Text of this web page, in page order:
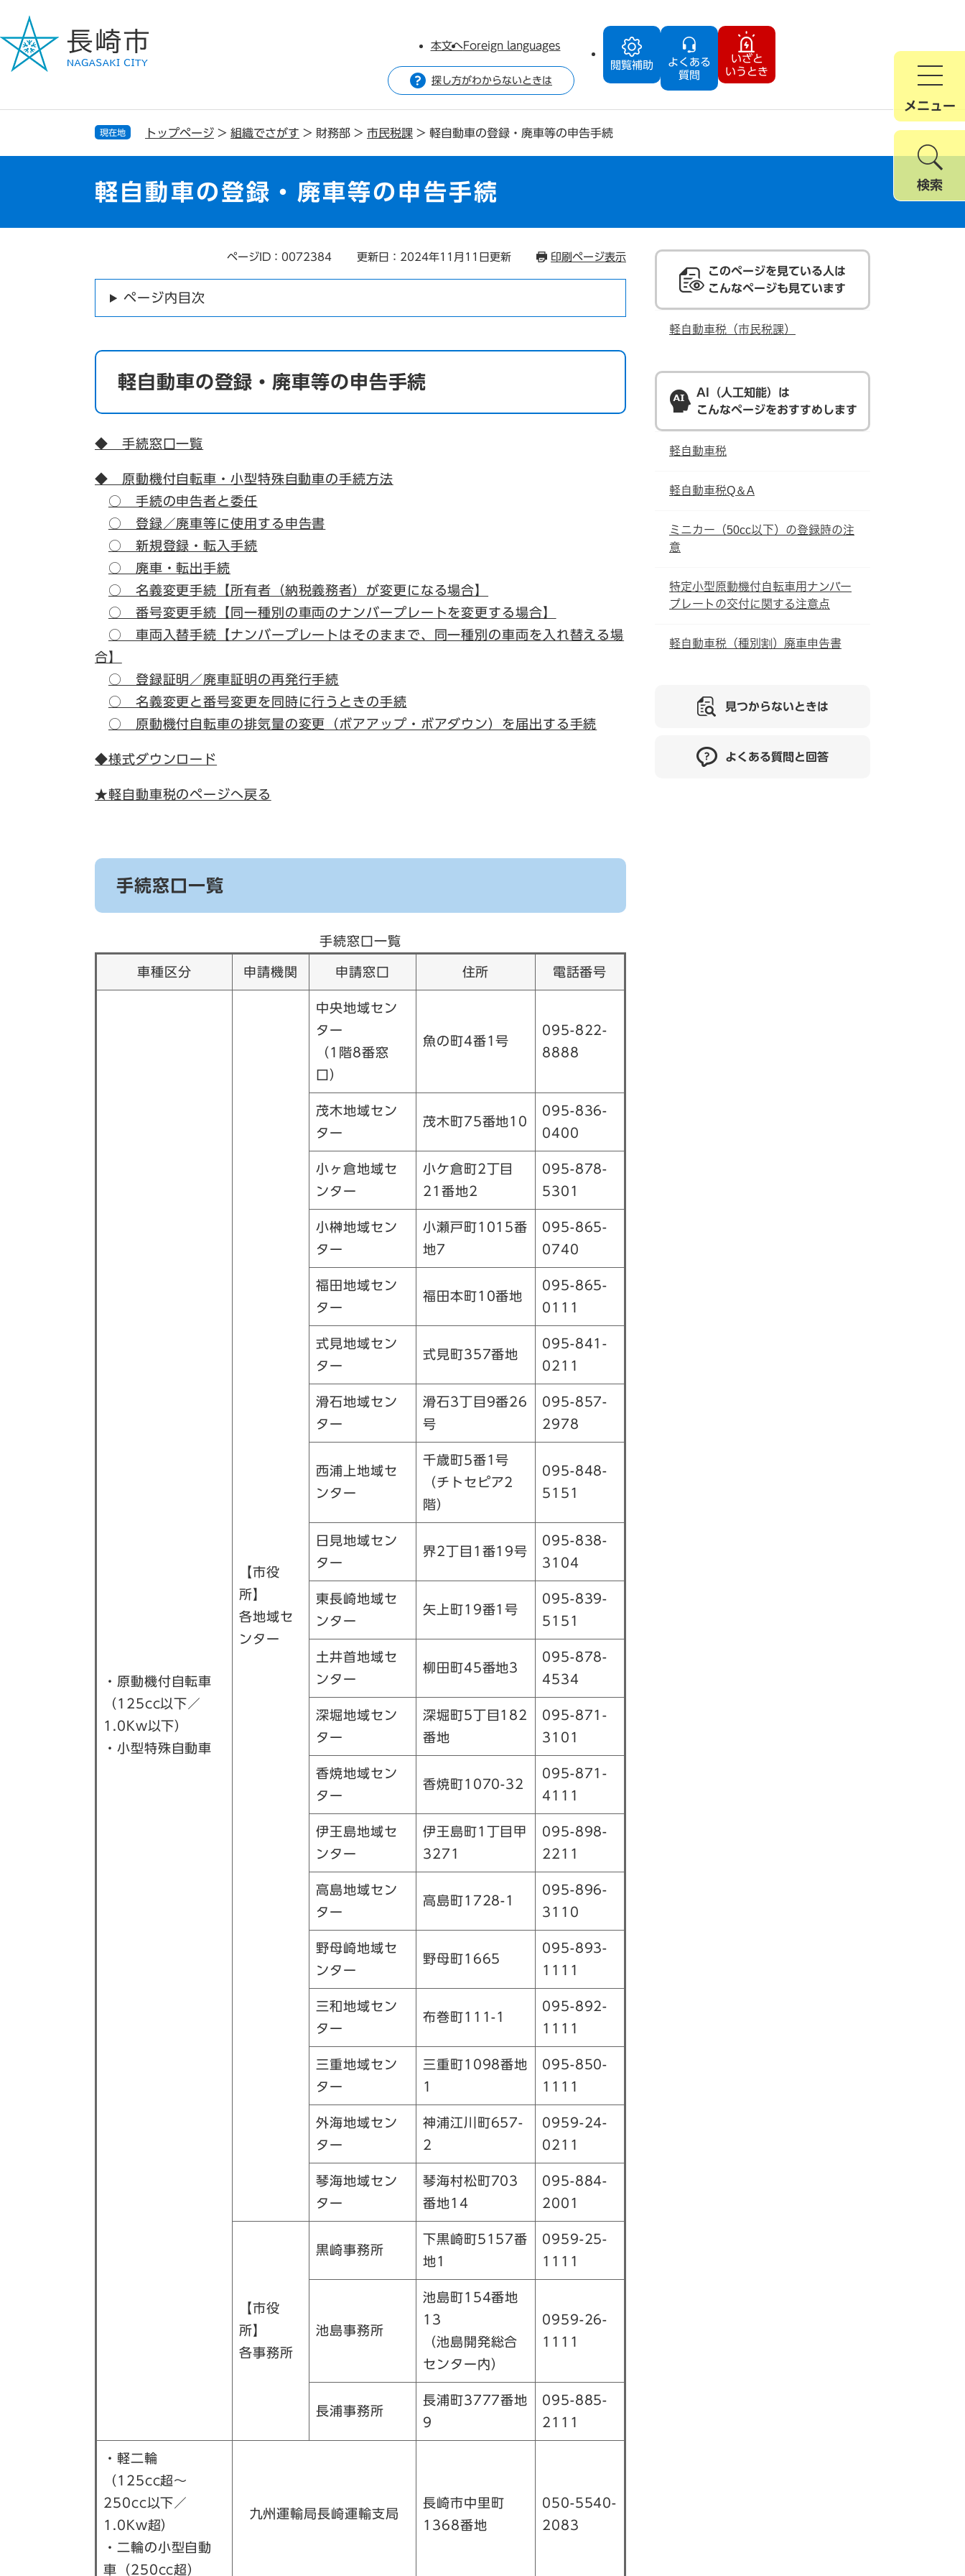
ジ
で
ュ
ば
閲覧補助
よくある
質問
いざと
いうとき
本文へForeign languages
探し方がわからないときは
メニュー
検索
現在地 トップページ > 組織でさがす > 財務部 > 市民税課 > 軽自動車の登録・廃車等の申告手続
軽自動車の登録・廃車等の申告手続
ページID：0072384 更新日：2024年11月11日更新 印刷ページ表示
ページ内目次
軽自動車の登録・廃車等の申告手続
◆ 手続窓口一覧
◆ 原動機付自転車・小型特殊自動車の手続方法
○ 手続の申告者と委任
○ 登録／廃車等に使用する申告書
○ 新規登録・転入手続
○ 廃車・転出手続
○ 名義変更手続【所有者（納税義務者）が変更になる場合】
○ 番号変更手続【同一種別の車両のナンバープレートを変更する場合】
○ 車両入替手続【ナンバープレートはそのままで、同一種別の車両を入れ替える場
合】
○ 登録証明／廃車証明の再発行手続
○ 名義変更と番号変更を同時に行うときの手続
○ 原動機付自転車の排気量の変更（ボアアップ・ボアダウン）を届出する手続
◆様式ダウンロード
★軽自動車税のページへ戻る
手続窓口一覧
手続窓口一覧
車種区分 申請機関 申請窓口 住所 電話番号
・原動機付自転車
（125cc以下／
1.0Kw以下）
・小型特殊自動車
【市役
所】
各地域セ
ンター
中央地域セン
ター
（1階8番窓
口）
魚の町4番1号
095-822-
8888
茂木地域セン
ター
茂木町75番地10
095-836-
0400
小ヶ倉地域セ
ンター
小ケ倉町2丁目
21番地2
095-878-
5301
小榊地域セン
ター
小瀬戸町1015番
地7
095-865-
0740
福田地域セン
ター
福田本町10番地
095-865-
0111
式見地域セン
ター
式見町357番地
095-841-
0211
滑石地域セン
ター
滑石3丁目9番26
号
095-857-
2978
西浦上地域セ
ンター
千歳町5番1号
（チトセピア2
階）
095-848-
5151
日見地域セン
ター
界2丁目1番19号
095-838-
3104
東長崎地域セ
ンター
矢上町19番1号
095-839-
5151
土井首地域セ
ンター
柳田町45番地3
095-878-
4534
深堀地域セン
ター
深堀町5丁目182
番地
095-871-
3101
香焼地域セン
ター
香焼町1070-32
095-871-
4111
伊王島地域セ
ンター
伊王島町1丁目甲
3271
095-898-
2211
高島地域セン
ター
高島町1728-1
095-896-
3110
野母崎地域セ
ンター
野母町1665
095-893-
1111
三和地域セン
ター
布巻町111-1
095-892-
1111
三重地域セン
ター
三重町1098番地
1
095-850-
1111
外海地域セン
ター
神浦江川町657-
2
0959-24-
0211
琴海地域セン
ター
琴海村松町703
番地14
095-884-
2001
【市役
所】
各事務所
黒崎事務所
下黒崎町5157番
地1
0959-25-
1111
池島事務所
池島町154番地
13
（池島開発総合
センター内）
0959-26-
1111
長浦事務所
長浦町3777番地
9
095-885-
2111
・軽二輪
（125cc超～
250cc以下／
1.0Kw超）
・二輪の小型自動
車（250cc超）
九州運輸局長崎運輸支局
長崎市中里町
1368番地
050-5540-
2083
このページを見ている人は
こんなページも見ています
軽自動車税（市民税課）
AI（人工知能）は
こんなページをおすすめします
軽自動車税
軽自動車税Q＆A
ミニカー（50cc以下）の登録時の注
意
特定小型原動機付自転車用ナンバー
プレートの交付に関する注意点
軽自動車税（種別割）廃車申告書
見つからないときは
よくある質問と回答